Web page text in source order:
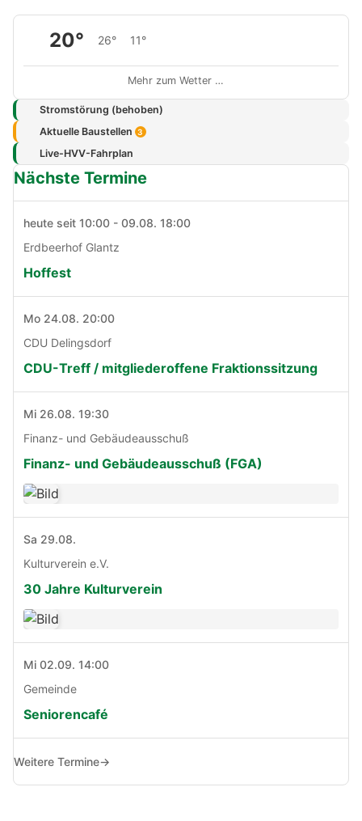
20° 26° 11°
Mehr zum Wetter …
Stromstörung (behoben)
Aktuelle Baustellen 3
Live-HVV-Fahrplan
Nächste Termine
heute seit 10:00 - 09.08. 18:00
Erdbeerhof Glantz
Hoffest
Mo 24.08. 20:00
CDU Delingsdorf
CDU-Treff / mitgliederoffene Fraktionssitzung
Mi 26.08. 19:30
Finanz- und Gebäudeausschuß
Finanz- und Gebäudeausschuß (FGA)
Sa 29.08.
Kulturverein e.V.
30 Jahre Kulturverein
Mi 02.09. 14:00
Gemeinde
Seniorencafé
Weitere Termine→